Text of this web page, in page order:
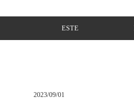
ESTE
2023/09/01